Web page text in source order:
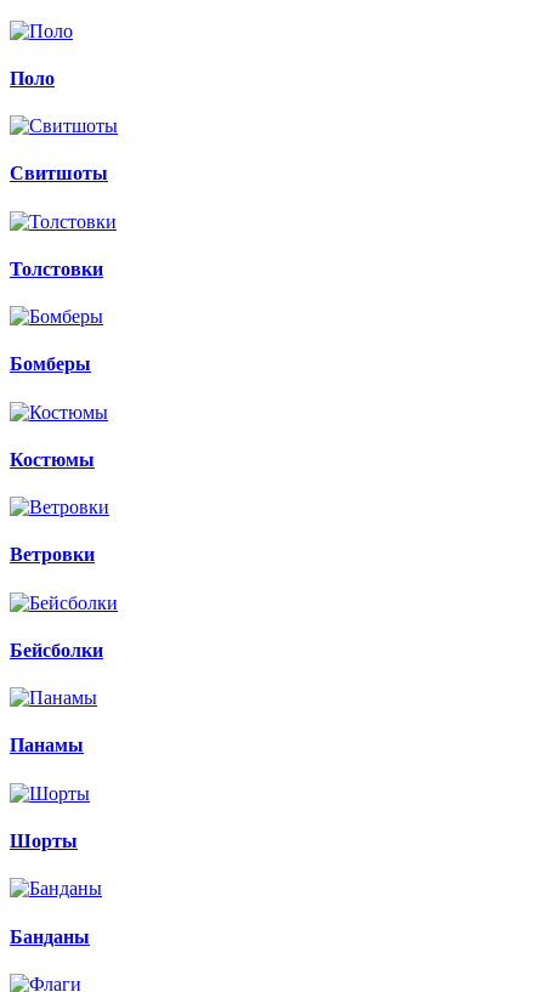
Поло
Свитшоты
Толстовки
Бомберы
Костюмы
Ветровки
Бейсболки
Панамы
Шорты
Банданы